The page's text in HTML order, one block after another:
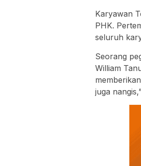
Karyawan
PHK.
seluruh
Seorang
William
juga